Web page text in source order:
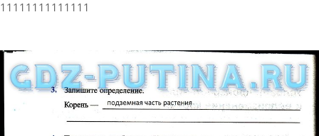
11111111111111